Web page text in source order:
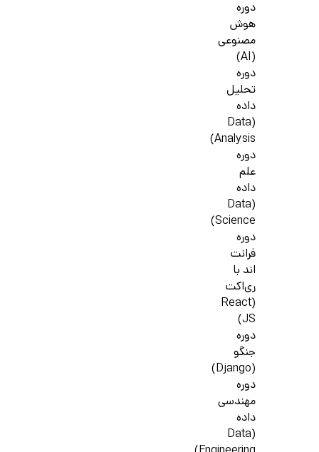
دوره
هوش
مصنوعی
(AI)
دوره
تحلیل
داده
(Data
Analysis)
دوره
علم
داده
(Data
Science)
دوره
فرانت
اند با
ری‌اکت
(React
JS)
دوره
جنگو
(Django)
دوره
مهندسی
داده
(Data